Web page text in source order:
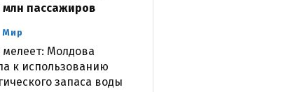
пассажиров
Мир
мелеет: Молдова
к использованию
запаса воды